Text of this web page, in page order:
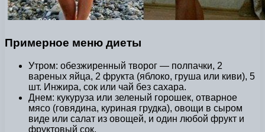
Примерное меню диеты
Утром: обезжиренный творог — полпачки, 2
вареных яйца, 2 фрукта (яблоко, груша или киви), 5
шт. Инжира, сок или чай без сахара.
Днем: кукуруза или зеленый горошек, отварное
мясо (говядина, куриная грудка), овощи в сыром
виде или салат из овощей, и один любой фрукт и
фруктовый сок.